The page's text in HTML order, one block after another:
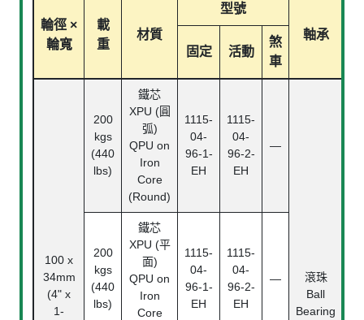
輪徑 ×
輪寬
載
重
材質
型號
軸承
固定
活動
煞
車
100 x
34mm
(4" x
1-
200
kgs
(440
lbs)
鐵芯
XPU (圓
弧)
QPU on
Iron
Core
(Round)
1115-
04-
96-1-
EH
1115-
04-
96-2-
EH
—
滾珠
Ball
Bearing
200
kgs
(440
lbs)
鐵芯
XPU (平
面)
QPU on
Iron
Core
1115-
04-
96-1-
EH
1115-
04-
96-2-
EH
—